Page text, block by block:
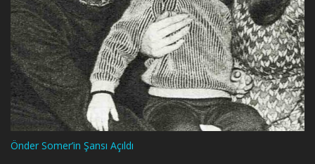
Önder Somer’in Şansı Açıldı